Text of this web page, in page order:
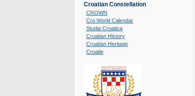
Croatian Constellation
CROWN
Cro World Calendar
Studia Croatica
Croatian History
Croatian Heritage
Croatie